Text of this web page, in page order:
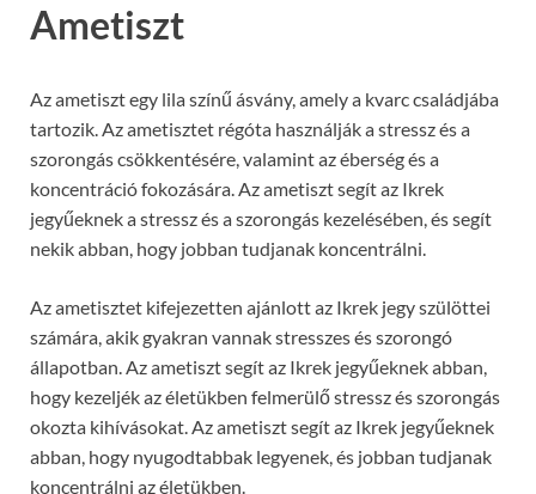
Ametiszt
Az ametiszt egy lila színű ásvány, amely a kvarc családjába
tartozik. Az ametisztet régóta használják a stressz és a
szorongás csökkentésére, valamint az éberség és a
koncentráció fokozására. Az ametiszt segít az Ikrek
jegyűeknek a stressz és a szorongás kezelésében, és segít
nekik abban, hogy jobban tudjanak koncentrálni.
Az ametisztet kifejezetten ajánlott az Ikrek jegy szülöttei
számára, akik gyakran vannak stresszes és szorongó
állapotban. Az ametiszt segít az Ikrek jegyűeknek abban,
hogy kezeljék az életükben felmerülő stressz és szorongás
okozta kihívásokat. Az ametiszt segít az Ikrek jegyűeknek
abban, hogy nyugodtabbak legyenek, és jobban tudjanak
koncentrálni az életükben.